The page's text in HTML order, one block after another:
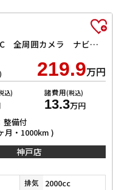
ハイウェイスター Vセレクション ETC 全周囲カメラ ナビ TV クリアランスソナー オートクルーズコントロール パークアシスト 衝突被害軽減システム 両側電動スライドドア オートライト LEDヘッドランプ
219.9万円
込) 諸費用(税込)
13.3万円
整備付
月・1000km )
神戸店
排気 2000cc